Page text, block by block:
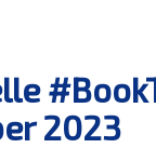
2023